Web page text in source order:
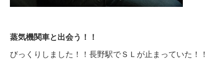
蒸気機関車と出会う！！
びっくりしました！！長野駅でＳＬが止まっていた！！